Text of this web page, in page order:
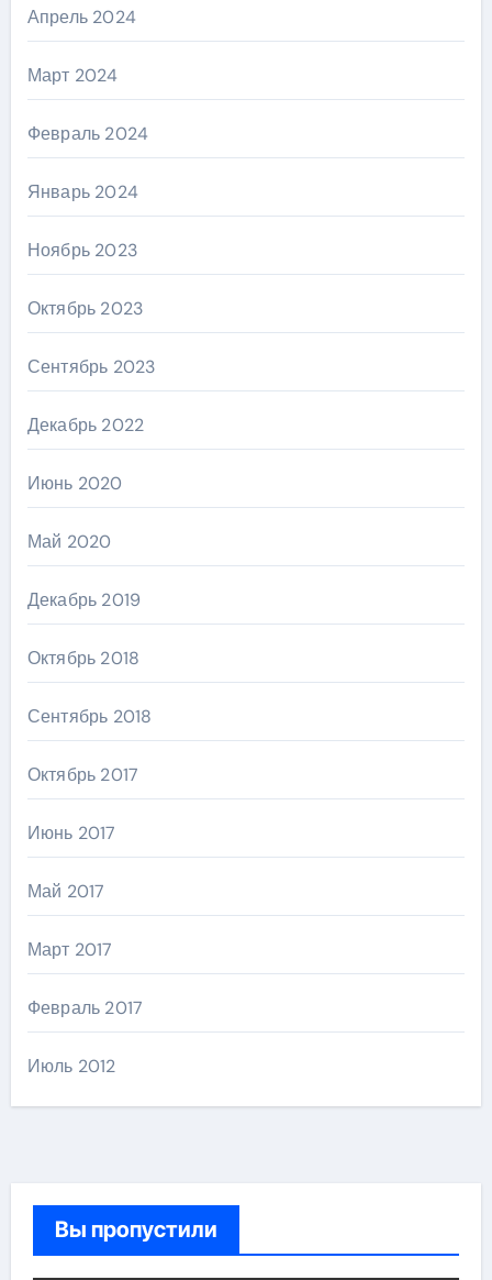
Апрель 2024
Март 2024
Февраль 2024
Январь 2024
Ноябрь 2023
Октябрь 2023
Сентябрь 2023
Декабрь 2022
Июнь 2020
Май 2020
Декабрь 2019
Октябрь 2018
Сентябрь 2018
Октябрь 2017
Июнь 2017
Май 2017
Март 2017
Февраль 2017
Июль 2012
Вы пропустили